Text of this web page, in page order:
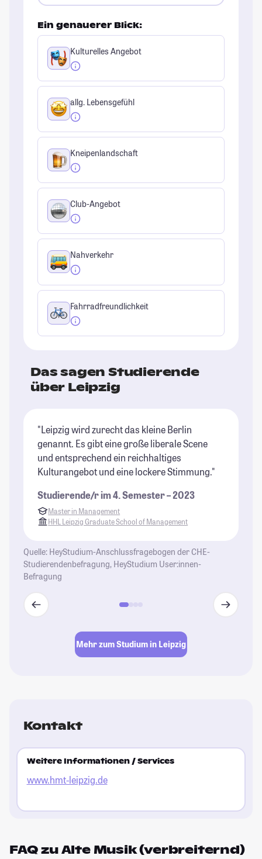
Ein genauerer Blick:
Kulturelles Angebot
allg. Lebensgefühl
Kneipenlandschaft
Club-Angebot
Nahverkehr
Fahrradfreundlichkeit
Das sagen Studierende
über Leipzig
"Leipzig wird zurecht das kleine Berlin
genannt. Es gibt eine große liberale Scene
und entsprechend ein reichhaltiges
Kulturangebot und eine lockere Stimmung."
Studierende/r im 4. Semester – 2023
Master in Management
HHL Leipzig Graduate School of Management
Quelle: HeyStudium-Anschlussfragebogen der CHE-
Studierendenbefragung, HeyStudium User:innen-
Befragung
Mehr zum Studium in Leipzig
Kontakt
Weitere Informationen / Services
www.hmt-leipzig.de
FAQ zu Alte Musik (verbreiternd)